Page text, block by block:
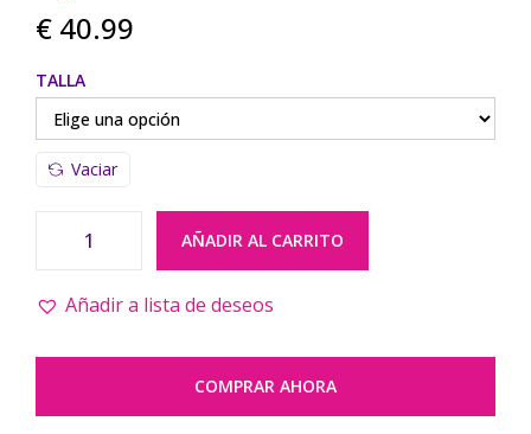
€ 40.99
TALLA
Vaciar
AÑADIR AL CARRITO
Añadir a lista de deseos
COMPRAR AHORA